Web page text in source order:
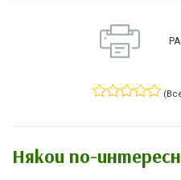
Някои по-